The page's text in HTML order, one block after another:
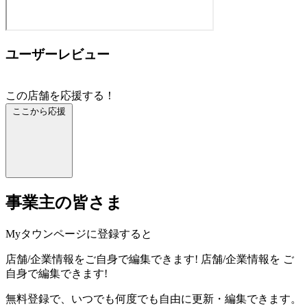
ユーザーレビュー
この店舗を応援する！
ここから応援
事業主の皆さま
Myタウンページに登録すると
店舗/企業情報をご自身で編集できます! 店舗/企業情報を ご
自身で編集できます!
無料登録で、いつでも何度でも自由に更新・編集できます。